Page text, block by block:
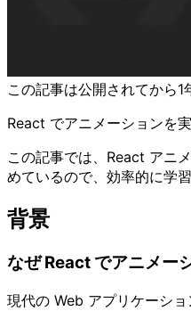
この記事は公開されてから
React でアニメーションを
この記事では、React アニ
めているので、効率的に学
背景
なぜ React でアニメー
現代の Web アプリケーシ